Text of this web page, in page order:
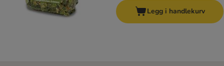
Legg i handlekurv